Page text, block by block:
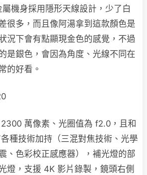
機身採用隱形天線設計，少了白
很多，而且像阿湯拿到這款顏色是
況下會有點顯現金色的感覺，不過
是銀色，會因為角度、光線不同在
的好看。
萬像素、光圈值為 f2.0，且和
種技術加持（三混對焦技術、光學
、色彩校正感應器），補光燈的部
燈，支援 4K 影片錄製，鏡頭右側